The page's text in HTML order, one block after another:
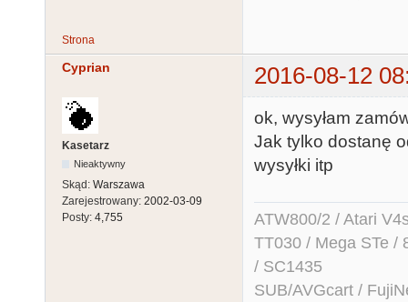
Strona
Cyprian 2016-08-12
Kasetarz
Nieaktywny
Skąd: Warszawa
Zarejestrowany: 2002-03-09
Posty: 4,755
ok, wysyłam
Jak tylko dostanę
wysyłki itp
ATW800/2 / Atari
TT030 / Mega STe /
/ SC1435
SUB/AVGcart /